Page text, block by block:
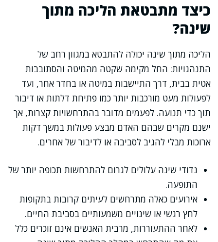
כיצד מתבטאת הליכה מתוך
שינה?
הליכה מתוך שינה יכולה להתבטא במגוון רחב של
התנהגויות: החל מקימה שקטה מהמיטה והסתובבות
אטית בבית, דרך התיישבות במיטה או בחדר אחר, ועד
לפעולות מעט מורכבות יותר כמו פתיחת דלתות או דיבור
תוך כדי תנועה. לפעמים מדובר בהתרחשויות קצרות, אך
ישנם מקרים שבהם האדם מבצע פעולות במשך דקות
ארוכות מבלי להגיב לסביבה או לדיבור של אחרים.
נדודי שינה עלולים לגרום להתרחשות תכופה יותר של
התופעה.
אירועים כאלה מתרחשים לעיתים קרובות בתקופות
לחץ רגשי או שינויים משמעותיים בסביבת החיים.
לאחר ההתעוררות, מרבית האנשים אינם זוכרים כלל